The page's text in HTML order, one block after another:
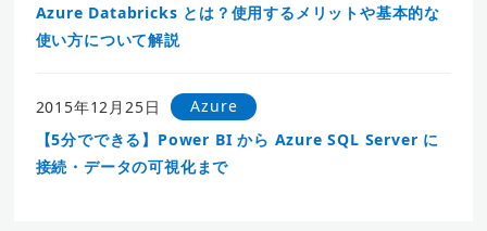
Azure Databricks とは？使用するメリットや基本的な
使い方について解説
2015年12月25日
Azure
【5分でできる】Power BI から Azure SQL Server に
接続・データの可視化まで